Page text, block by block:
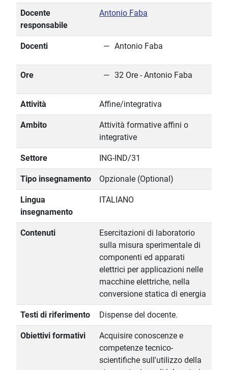
Docente
responsabile
Antonio Faba
Docenti Antonio Faba
Ore 32 Ore - Antonio Faba
Attività Affine/integrativa
Ambito
Attività formative affini o
integrative
Settore ING-IND/31
Tipo insegnamento Opzionale (Optional)
Lingua
insegnamento
ITALIANO
Contenuti
Esercitazioni di laboratorio
sulla misura sperimentale di
componenti ed apparati
elettrici per applicazioni nelle
macchine elettriche, nella
conversione statica di energia
Testi di riferimento Dispense del docente.
Obiettivi formativi
Acquisire conoscenze e
competenze tecnico-
scientifiche sull'utilizzo della